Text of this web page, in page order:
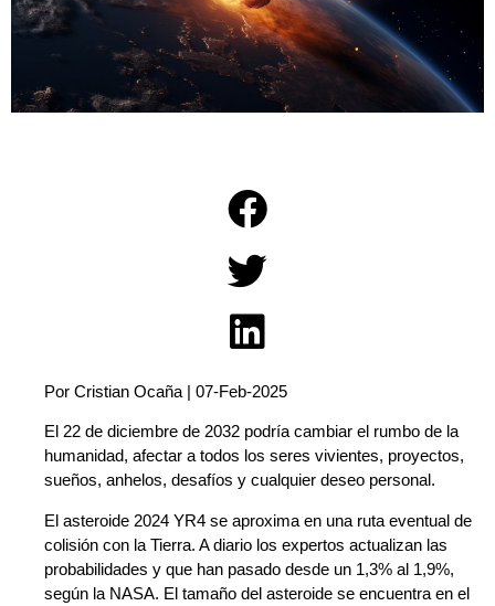
Por Cristian Ocaña | 07-Feb-2025
El 22 de diciembre de 2032 podría cambiar el rumbo de la
humanidad, afectar a todos los seres vivientes, proyectos,
sueños, anhelos, desafíos y cualquier deseo personal.
El asteroide 2024 YR4 se aproxima en una ruta eventual de
colisión con la Tierra. A diario los expertos actualizan las
probabilidades y que han pasado desde un 1,3% al 1,9%,
según la NASA. El tamaño del asteroide se encuentra en el